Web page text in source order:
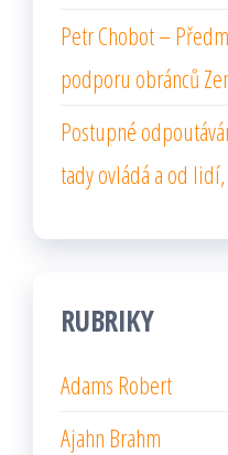
Petr Chobot –
podporu obránců
Postupné
tady ovládá a od
RUBRIKY
Adams Robert
Ajahn Brahm